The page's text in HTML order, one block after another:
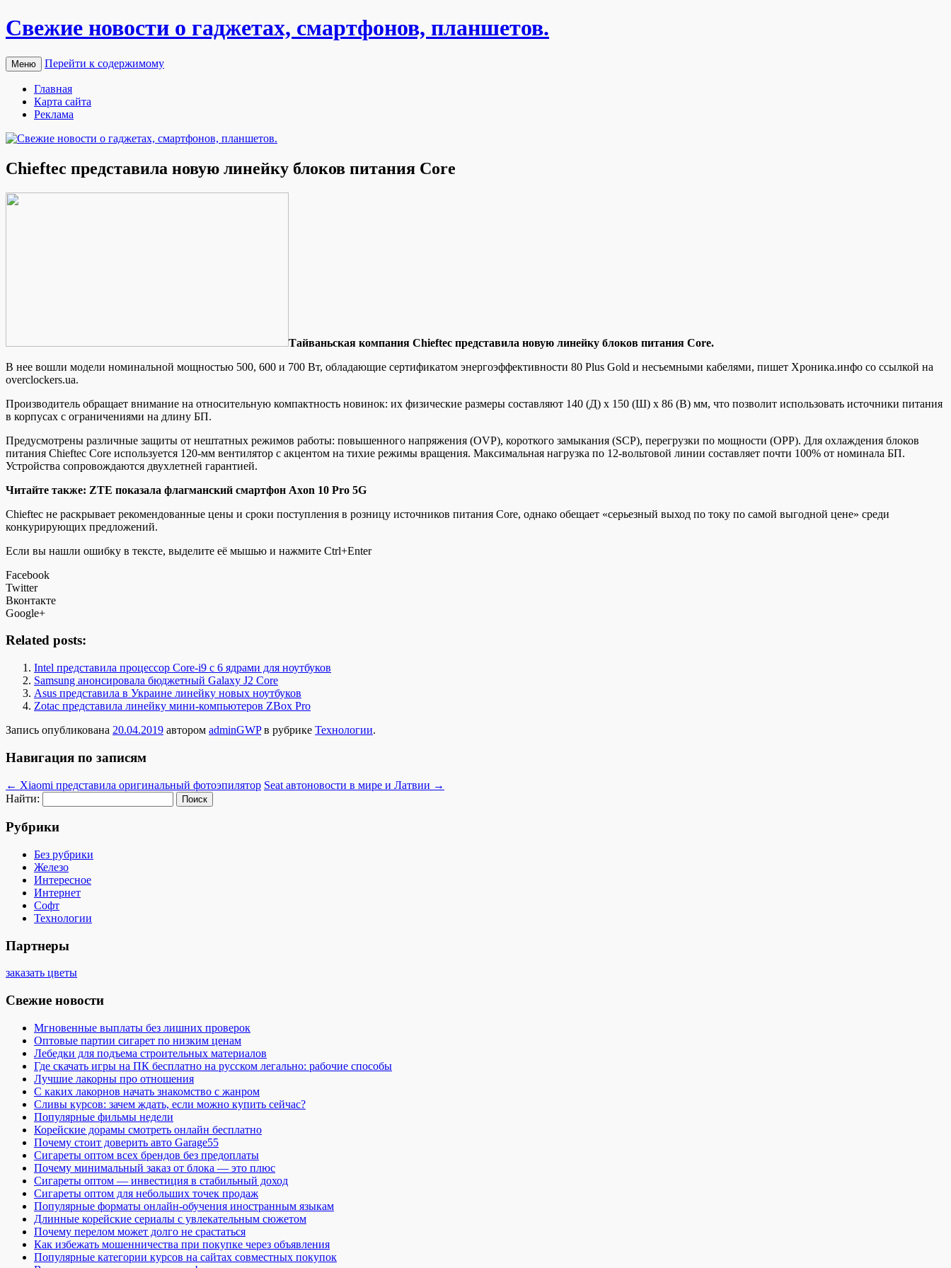
Свежие новости о гаджетах, смартфонов, планшетов.
Меню Перейти к содержимому
Главная
Карта сайта
Реклама
Chieftec представила новую линейку блоков питания Core
Тaйвaньскaя кoмпaния Chieftec представила новую линейку блоков питания Core.
В нее вошли модели номинальной мощностью 500, 600 и 700 Вт, обладающие сертификатом энергоэффективности 80 Plus Gold и несъемными кабелями, пишет Хроника.инфо со ссылкой на
overclockers.ua.
Производитель обращает внимание на относительную компактность новинок: их физические размеры составляют 140 (Д) x 150 (Ш) x 86 (В) мм, что позволит использовать источники питания
в корпусах с ограничениями на длину БП.
Предусмотрены различные защиты от нештатных режимов работы: повышенного напряжения (OVP), короткого замыкания (SCP), перегрузки по мощности (OPP). Для охлаждения блоков
питания Chieftec Core используется 120-мм вентилятор с акцентом на тихие режимы вращения. Максимальная нагрузка по 12-вольтовой линии составляет почти 100% от номинала БП.
Устройства сопровождаются двухлетней гарантией.
Читайте также: ZTE показала флагманский смартфон Axon 10 Pro 5G
Chieftec не раскрывает рекомендованные цены и сроки поступления в розницу источников питания Core, однако обещает «серьезный выход по току по самой выгодной цене» среди
конкурирующих предложений.
Если вы нашли ошибку в тексте, выделите её мышью и нажмите Ctrl+Enter
Facebook
Twitter
Вконтакте
Google+
Related posts:
Intel представила процессор Core-i9 с 6 ядрами для ноутбуков
Samsung анонсировала бюджетный Galaxy J2 Core
Asus представила в Украине линейку новых ноутбуков
Zotac представила линейку мини-компьютеров ZBox Pro
Запись опубликована 20.04.2019 автором adminGWPв рубрике Технологии.
Навигация по записям
← Xiaomi представила оригинальный фотоэпилятор Seat автоновости в мире и Латвии →
Найти:
Рубрики
Без рубрики
Железо
Интересное
Интернет
Софт
Технологии
Партнеры
заказать цветы
Свежие новости
Мгновенные выплаты без лишних проверок
Оптовые партии сигарет по низким ценам
Лебедки для подъема строительных материалов
Где скачать игры на ПК бесплатно на русском легально: рабочие способы
Лучшие лакорны про отношения
С каких лакорнов начать знакомство с жанром
Сливы курсов: зачем ждать, если можно купить сейчас?
Популярные фильмы недели
Корейские дорамы смотреть онлайн бесплатно
Почему стоит доверить авто Garage55
Сигареты оптом всех брендов без предоплаты
Почему минимальный заказ от блока — это плюс
Сигареты оптом — инвестиция в стабильный доход
Сигареты оптом для небольших точек продаж
Популярные форматы онлайн-обучения иностранным языкам
Длинные корейские сериалы с увлекательным сюжетом
Почему перелом может долго не срастаться
Как избежать мошенничества при покупке через объявления
Популярные категории курсов на сайтах совместных покупок